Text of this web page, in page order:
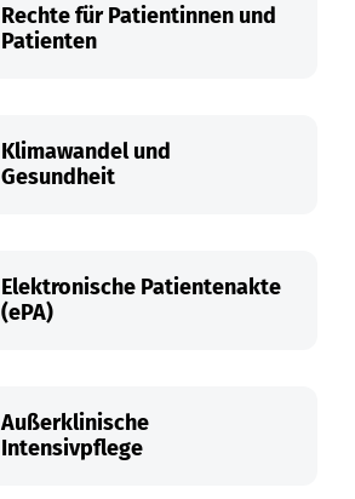
Rechte für Patientinnen und
Patienten
Klimawandel und
Gesundheit
Elektronische Patientenakte
(ePA)
Außerklinische
Intensivpflege